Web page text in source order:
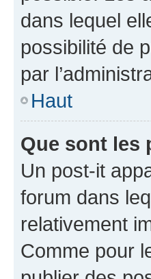
dans lequel
possibilité de
par
Haut
Que sont les
Un post-it
forum dans
relativement
Comme pour